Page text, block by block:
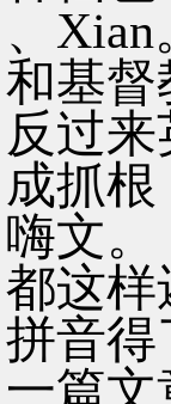
、
和基督
反过
成抓根
嗨文。
都这样
拼音得
一篇